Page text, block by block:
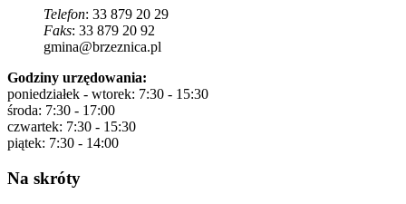
Telefon: 33 879 20 29
Faks: 33 879 20 92
gmina@brzeznica.pl
Godziny urzędowania:
poniedziałek - wtorek: 7:30 - 15:30
środa: 7:30 - 17:00
czwartek: 7:30 - 15:30
piątek: 7:30 - 14:00
Na skróty